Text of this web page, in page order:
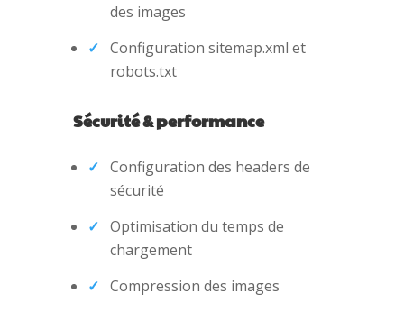
des images
Configuration sitemap.xml et
robots.txt
Sécurité & performance
Configuration des headers de
sécurité
Optimisation du temps de
chargement
Compression des images